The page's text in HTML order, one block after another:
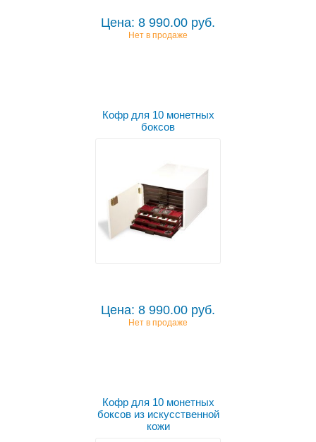
Цена: 8 990.00 руб.
Нет в продаже
Кофр для 10 монетных
боксов
Цена: 8 990.00 руб.
Нет в продаже
Кофр для 10 монетных
боксов из искусственной
кожи